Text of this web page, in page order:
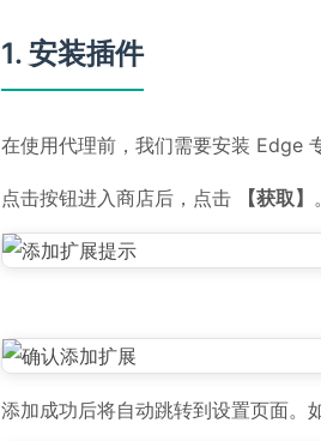
1. 安装插件
在使用代理前，我们需要安装 Edge
点击按钮进入商店后，点击 【获取】
添加成功后将自动跳转到设置页面。